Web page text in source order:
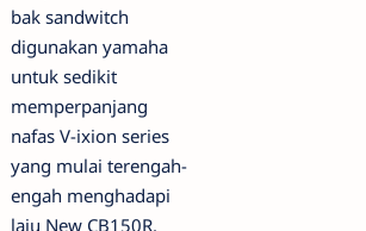
bak sandwitch
digunakan yamaha
untuk sedikit
memperpanjang
nafas V-ixion series
yang mulai terengah-
engah menghadapi
laju New CB150R.